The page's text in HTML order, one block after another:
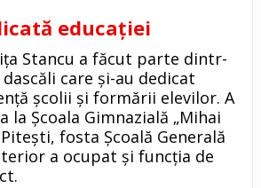
educației
Stancu a făcut parte dintr-
care și-au dedicat
școlii și formării elevilor. A
la Școala Gimnazială „Mihai
fosta Școală Generală
a ocupat și funcția de